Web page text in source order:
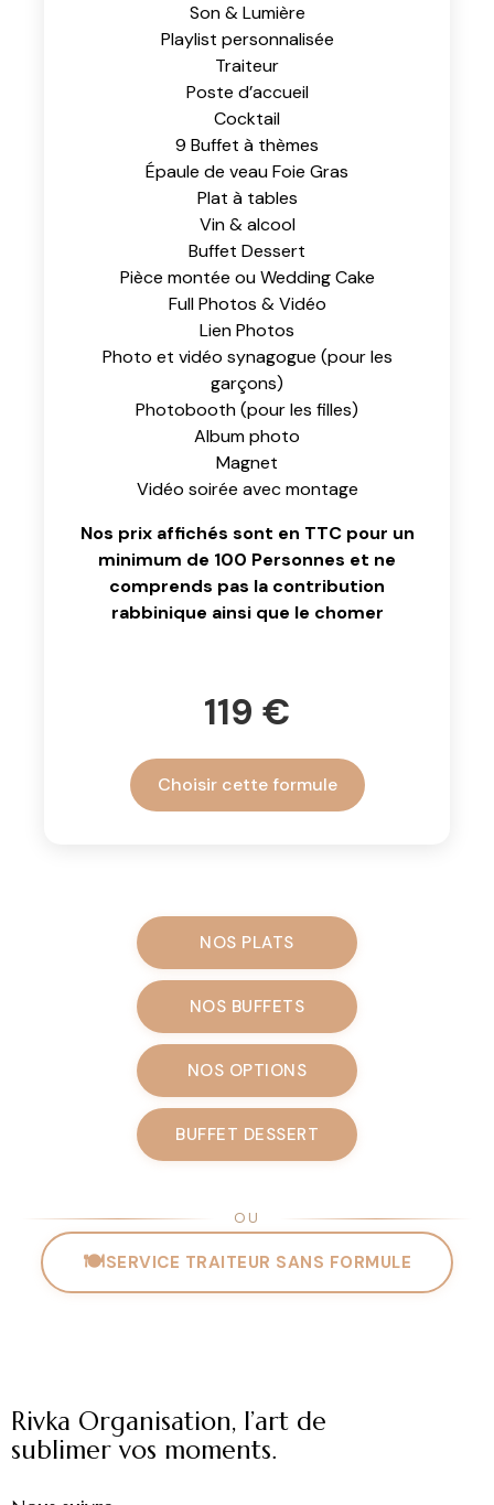
Son & Lumière
Playlist personnalisée
Traiteur
Poste d’accueil
Cocktail
9 Buffet à thèmes
Épaule de veau Foie Gras
Plat à tables
Vin & alcool
Buffet Dessert
Pièce montée ou Wedding Cake
Full Photos & Vidéo
Lien Photos
Photo et vidéo synagogue (pour les
garçons)
Photobooth (pour les filles)
Album photo
Magnet
Vidéo soirée avec montage
Nos prix affichés sont en TTC pour un
minimum de 100 Personnes et ne
comprends pas la contribution
rabbinique ainsi que le chomer
119 €
Choisir cette formule
NOS PLATS
NOS BUFFETS
NOS OPTIONS
BUFFET DESSERT
OU
🍽SERVICE TRAITEUR SANS FORMULE
Rivka Organisation, l’art de
sublimer vos moments.